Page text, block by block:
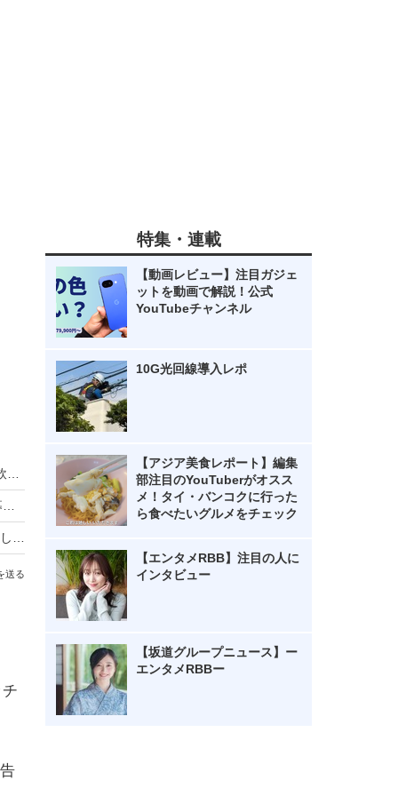
送る
特集・連載
【動画レビュー】注目ガジェ
ットを動画で解説！公式
YouTubeチャンネル
10G光回線導入レポ
【アジア美食レポート】編集
部注目のYouTuberがオスス
メ！タイ・バンコクに行った
ら食べたいグルメをチェック
【エンタメRBB】注目の人に
インタビュー
【坂道グループニュース】ー
エンタメRBBー